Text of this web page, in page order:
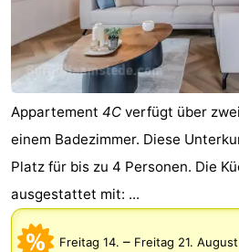
Appartement 4C verfügt über
einem Badezimmer. Diese
Platz für bis zu 4 Personen. Die
ausgestattet mit: ...
Freitag 14. – Freitag 21.